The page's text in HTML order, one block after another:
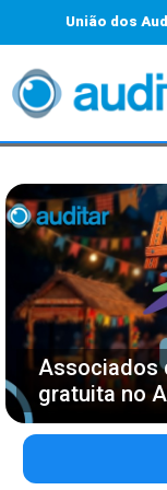
União dos
Associados
gratuita no